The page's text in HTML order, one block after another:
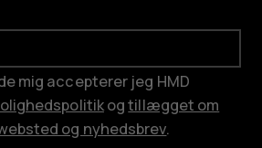
mig accepterer jeg HMD
ogtillægget om
og nyhedsbrev.